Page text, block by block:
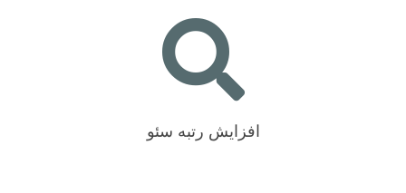
افزایش رتبه سئو